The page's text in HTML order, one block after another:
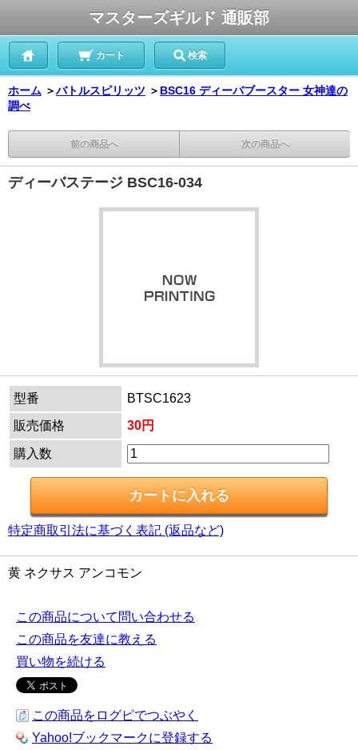
マスターズギルド 通販部
カート 検索
ホーム ＞バトルスピリッツ ＞ BSC16 ディーバブースター 女神達の
調べ
前の商品へ 次の商品へ
ディーバステージ BSC16-034
型番
BTSC1623
販売価格
30円
購入数
特定商取引法に基づく表記 (返品など)
黄 ネクサス アンコモン
この商品について問い合わせる
この商品を友達に教える
買い物を続ける
この商品をログピでつぶやく
Yahoo!ブックマークに登録する